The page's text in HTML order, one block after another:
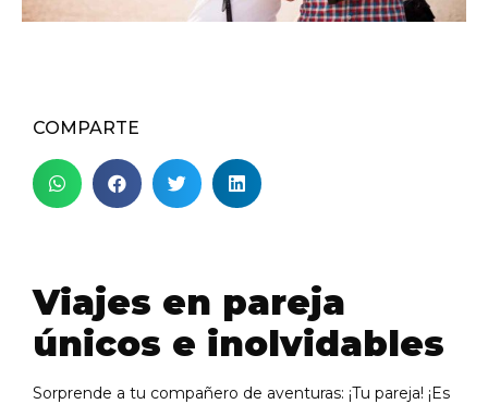
COMPARTE
Viajes en pareja
únicos e inolvidables
Sorprende a tu compañero de aventuras: ¡Tu pareja! ¡Es